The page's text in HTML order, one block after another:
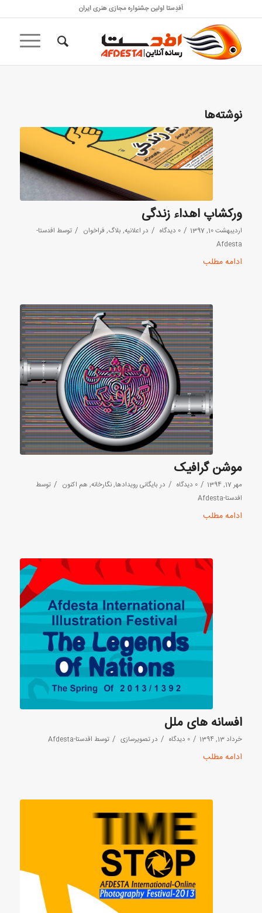
اَفدِستا اولین جشنواره مجازی هنری ایران
نوشته‌ها
ورکشاپ اهداء زندگی
اردیبهشت 10, 1397 / 0 دیدگاه / در اعلانیه, بلاگ, فراخوان / توسط افدستا-
Afdesta
ادامه مطلب
موشن گرافیک
مهر 17, 1394 / 0 دیدگاه / دربایگانی رویدادها,نگارخانه, هم اکنون / توسط
افدستا-Afdesta
ادامه مطلب
افسانه های ملل
خرداد 13, 1394 / 0 دیدگاه / درتصویرسازی / توسط افدستا-Afdesta
ادامه مطلب